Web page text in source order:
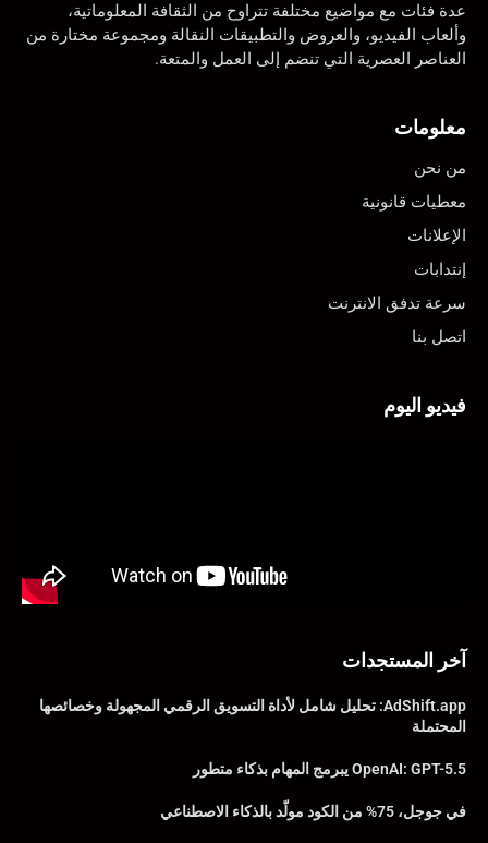
عدة فئات مع مواضيع مختلفة تتراوح من الثقافة المعلوماتية،
وألعاب الفيديو، والعروض والتطبيقات النقالة ومجموعة مختارة من
العناصر العصرية التي تنضم إلى العمل والمتعة.
معلومات
من نحن
معطيات قانونية
الإعلانات
إنتدابات
سرعة تدفق الانترنت
اتصل بنا
فيديو اليوم
آخر المستجدات
AdShift.app: تحليل شامل لأداة التسويق الرقمي المجهولة وخصائصها
المحتملة
OpenAI: GPT-5.5 يبرمج المهام بذكاء متطور
في جوجل، 75% من الكود مولّد بالذكاء الاصطناعي